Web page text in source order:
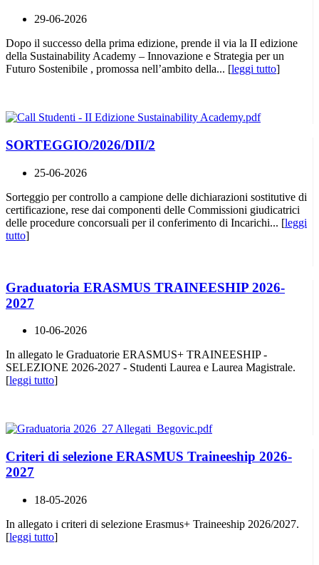
29-06-2026
Dopo il successo della prima edizione, prende il via la II edizione
della Sustainability Academy – Innovazione e Strategia per un
Futuro Sostenibile , promossa nell’ambito della... [leggi tutto]
SORTEGGIO/2026/DII/2
25-06-2026
Sorteggio per controllo a campione delle dichiarazioni sostitutive di
certificazione, rese dai componenti delle Commissioni giudicatrici
delle procedure concorsuali per il conferimento di Incarichi... [leggi
tutto]
Graduatoria ERASMUS TRAINEESHIP 2026-
2027
10-06-2026
In allegato le Graduatorie ERASMUS+ TRAINEESHIP -
SELEZIONE 2026-2027 - Studenti Laurea e Laurea Magistrale.
[leggi tutto]
Criteri di selezione ERASMUS Traineeship 2026-
2027
18-05-2026
In allegato i criteri di selezione Erasmus+ Traineeship 2026/2027.
[leggi tutto]